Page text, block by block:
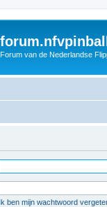
Forum van de Nederlandse
Ik ben mijn wachtwoord